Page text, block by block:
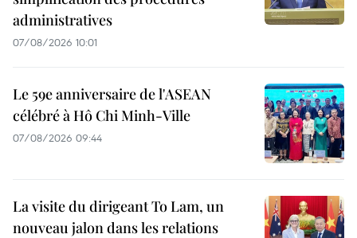
administratives
07/08/2026 10:01
Le 59e anniversaire de l'ASEAN
célébré à Hô Chi Minh-Ville
07/08/2026 09:44
La visite du dirigeant To Lam, un
nouveau jalon dans les relations